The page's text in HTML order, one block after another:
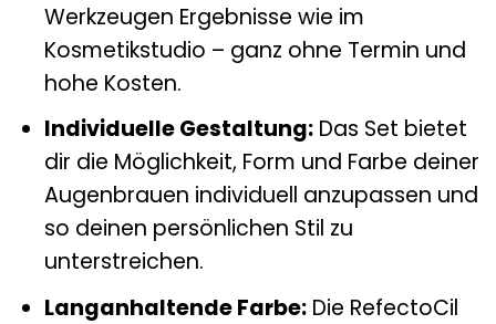
Werkzeugen Ergebnisse wie im
Kosmetikstudio – ganz ohne Termin und
hohe Kosten.
Individuelle Gestaltung:Das Set bietet
dir die Möglichkeit, Form und Farbe deiner
Augenbrauen individuell anzupassen und
so deinen persönlichen Stil zu
unterstreichen.
Langanhaltende Farbe:Die RefectoCil